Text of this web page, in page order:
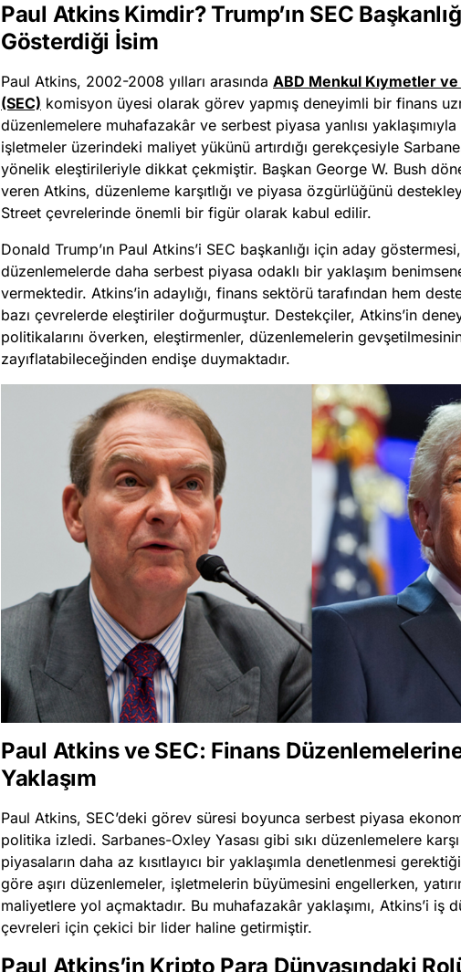
Paul Atkins Kimdir? Trump’ın SEC
Gösterdiği İsim
Paul Atkins, 2002-2008 yılları arasında ABD Menkul Kıymetler
(SEC) komisyon üyesi olarak görev yapmış deneyimli bir finans
düzenlemelere muhafazakâr ve serbest piyasa yanlısı yaklaşımıyla
işletmeler üzerindeki maliyet yükünü artırdığı gerekçesiyle
yönelik eleştirileriyle dikkat çekmiştir. Başkan George W. Bush
veren Atkins, düzenleme karşıtlığı ve piyasa özgürlüğünü
Street çevrelerinde önemli bir figür olarak kabul edilir.
Donald Trump’ın Paul Atkins’i SEC başkanlığı için aday
düzenlemelerde daha serbest piyasa odaklı bir yaklaşım
vermektedir. Atkins’in adaylığı, finans sektörü tarafından hem
bazı çevrelerde eleştiriler doğurmuştur. Destekçiler, Atkins’in
politikalarını överken, eleştirmenler, düzenlemelerin gevşetilmesinin
zayıflatabileceğinden endişe duymaktadır.
Paul Atkins ve SEC: Finans
Yaklaşım
Paul Atkins, SEC’deki görev süresi boyunca serbest piyasa
politika izledi. Sarbanes-Oxley Yasası gibi sıkı düzenlemelere
piyasaların daha az kısıtlayıcı bir yaklaşımla denetlenmesi
göre aşırı düzenlemeler, işletmelerin büyümesini engellerken,
maliyetlere yol açmaktadır. Bu muhafazakâr yaklaşımı, Atkins’i iş
çevreleri için çekici bir lider haline getirmiştir.
Paul Atkins’in Kripto Para Dünyasındaki